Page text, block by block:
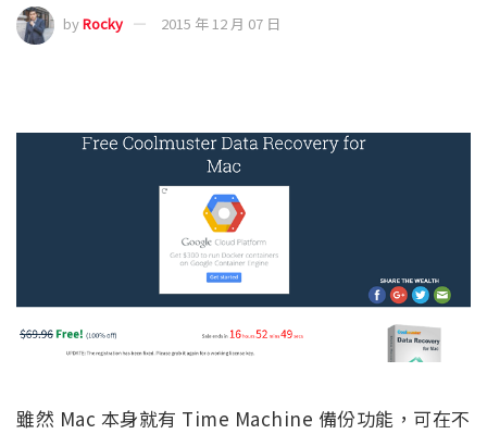
byRocky 2015 年 12 月 07 日
雖然 Mac 本身就有 Time Machine 備份功能，可在不